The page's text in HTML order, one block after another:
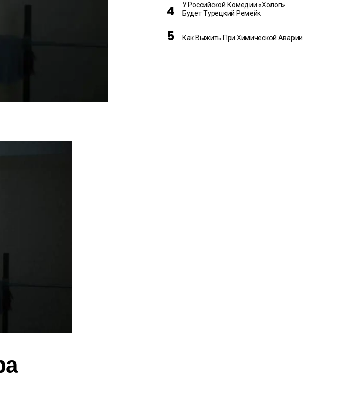
У Российской Комедии «Холоп»
Будет Турецкий Ремейк
Как Выжить При Химической Аварии